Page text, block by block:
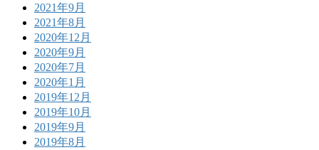
2021年9月
2021年8月
2020年12月
2020年9月
2020年7月
2020年1月
2019年12月
2019年10月
2019年9月
2019年8月